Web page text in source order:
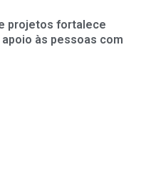
projetos fortalece
às pessoas com